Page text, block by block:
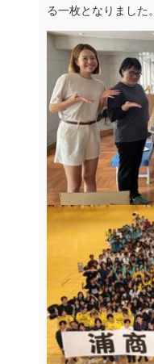
る一枚となりました。